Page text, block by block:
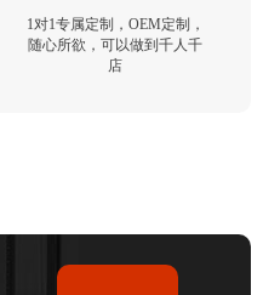
1对1专属定制，OEM定制，
随心所欲，可以做到千人千
店